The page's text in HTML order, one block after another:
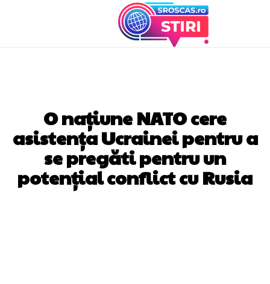
O națiune NATO cere
asistența Ucrainei pentru a
se pregăti pentru un
potențial conflict cu Rusia